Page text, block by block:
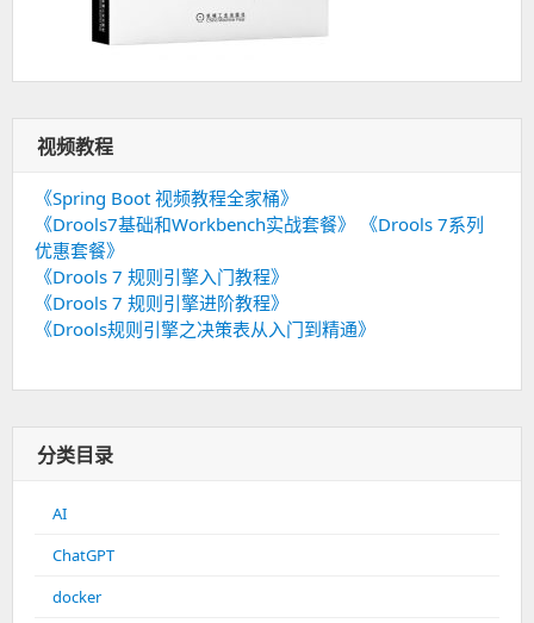
视频教程
《Spring Boot 视频教程全家桶》
《Drools7基础和Workbench实战套餐》
《Drools 7系列
优惠套餐》
《Drools 7 规则引擎入门教程》
《Drools 7 规则引擎进阶教程》
《Drools规则引擎之决策表从入门到精通》
分类目录
AI
ChatGPT
docker